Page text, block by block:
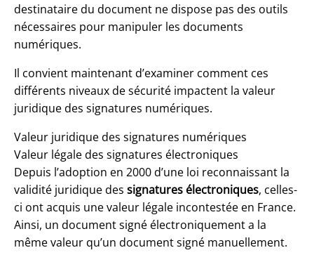
destinataire du document ne dispose pas des outils
nécessaires pour manipuler les documents
numériques.
Il convient maintenant d’examiner comment ces
différents niveaux de sécurité impactent la valeur
juridique des signatures numériques.
Valeur juridique des signatures numériques
Valeur légale des signatures électroniques
Depuis l’adoption en 2000 d’une loi reconnaissant la
validité juridique des signatures électroniques, celles-
ci ont acquis une valeur légale incontestée en France.
Ainsi, un document signé électroniquement a la
même valeur qu’un document signé manuellement.